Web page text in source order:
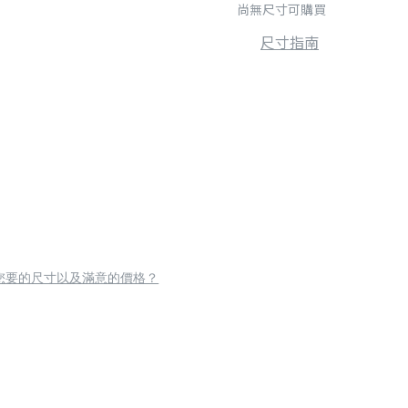
尚無尺寸可購買
尺寸指南
要的尺寸以及滿意的價格？